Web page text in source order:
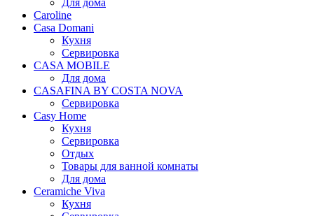
Для дома
Caroline
Casa Domani
Кухня
Сервировка
CASA MOBILE
Для дома
CASAFINA BY COSTA NOVA
Сервировка
Casy Home
Кухня
Сервировка
Отдых
Товары для ванной комнаты
Для дома
Ceramiche Viva
Кухня